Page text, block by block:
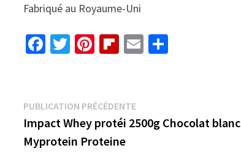
Fabriqué au Royaume-Uni
Fa
o
o
k
T
er
Pi
es
t
Fl
o
ar
d
E
r
Navigation
de
l’article
PUBLICATION PRÉCÉDENTEPublication
précédente :
Impact Whey protéi 2500g Chocolat blanc
Myprotein Proteine